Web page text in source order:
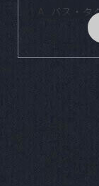
Ａ
バス・タ
数に合
どの様
ます。
気軽に